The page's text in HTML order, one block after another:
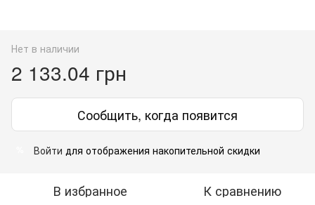
Нет в наличии
2 133.04 грн
Сообщить, когда появится
Войти для отображения накопительной скидки
В избранное К сравнению